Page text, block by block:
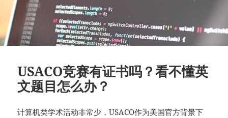
USACO竞赛有证书吗？看不懂英
文题目怎么办？
计算机类学术活动非常少，USACO作为美国官方背景下